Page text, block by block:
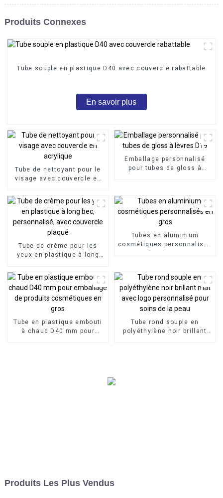
Produits Connexes
Tube souple en plastique D40 avec couvercle rabattable
En savoir plus
Tube de nettoyant pour le
visage avec couvercle en
Emballage personnalisé
pour tubes de gloss à
Tube de crème pour les
yeux en plastique à long
couvercle plaqué
Tubes en aluminium
cosmétiques personnalisés
Tube en plastique embouti
à chaud D40 mm pour
Tube rond souple en
polyéthylène noir brillant
Produits Les Plus Vendus